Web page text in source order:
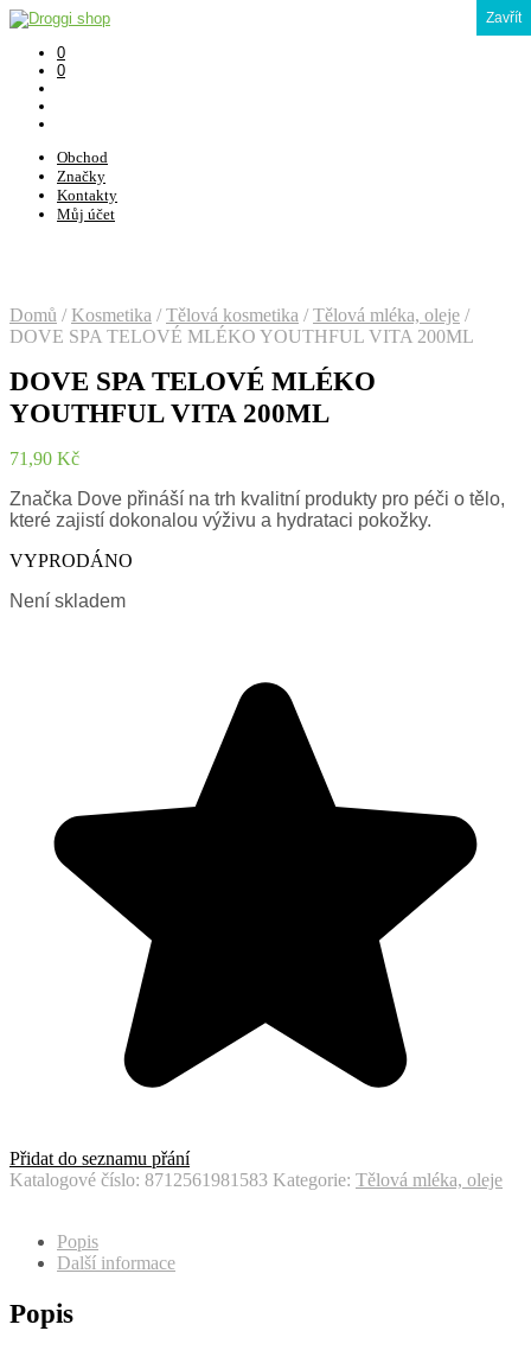
0
0
Obchod
Značky
Kontakty
Můj účet
Domů / Kosmetika / Tělová kosmetika / Tělová mléka, oleje /
DOVE SPA TELOVÉ MLÉKO YOUTHFUL VITA 200ML
DOVE SPA TELOVÉ MLÉKO
YOUTHFUL VITA 200ML
71,90 Kč
Značka Dove přináší na trh kvalitní produkty pro péči o tělo,
které zajistí dokonalou výživu a hydrataci pokožky.
VYPRODÁNO
Není skladem
Přidat do seznamu přání
Katalogové číslo: 8712561981583 Kategorie: Tělová mléka, oleje
Popis
Další informace
Popis
Zavřít